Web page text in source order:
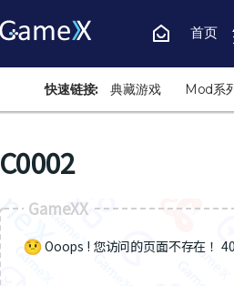
首页
快速链接: 典藏游戏 Mod系
C0002
GameXX
Ooops ! 您访问的页面不存在 ！